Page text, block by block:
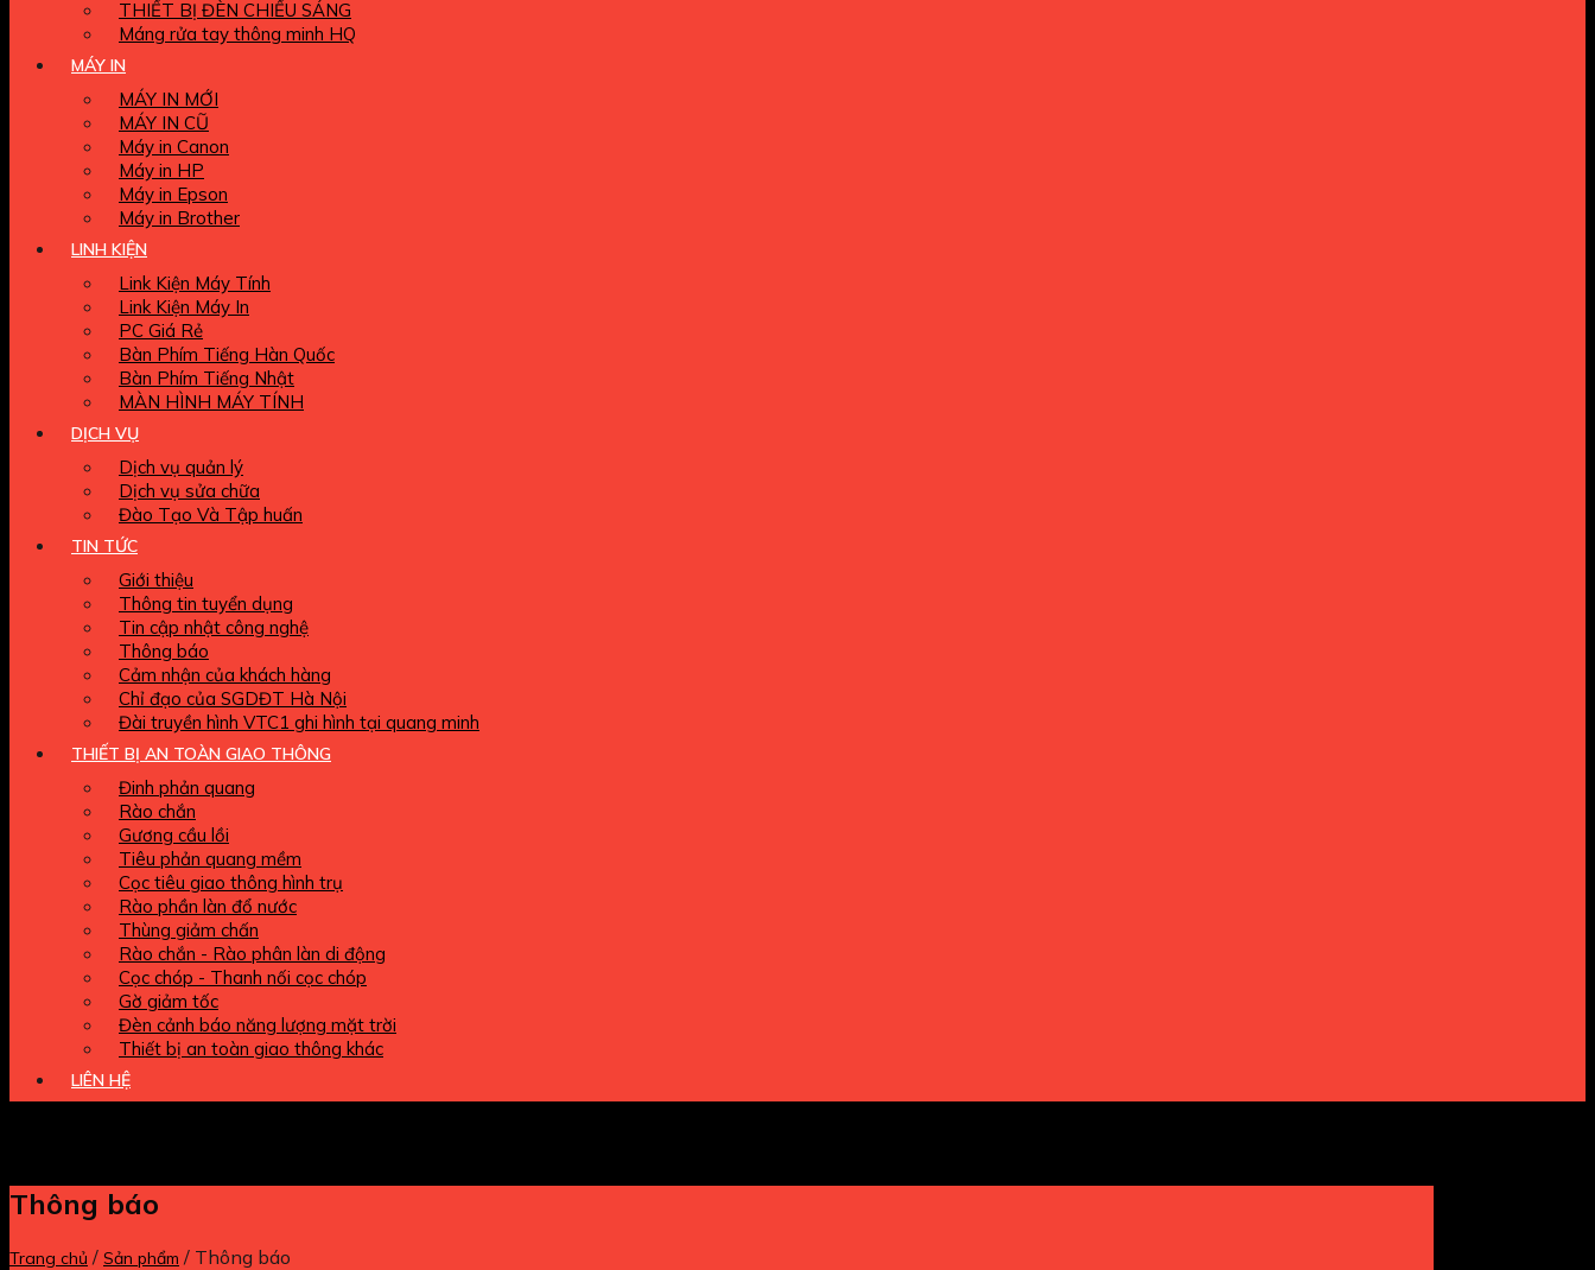
THIẾT BỊ ĐÈN CHIẾU SÁNG
Máng rửa tay thông minh HQ
MÁY IN
MÁY IN MỚI
MÁY IN CŨ
Máy in Canon
Máy in HP
Máy in Epson
Máy in Brother
LINH KIỆN
Link Kiện Máy Tính
Link Kiện Máy In
PC Giá Rẻ
Bàn Phím Tiếng Hàn Quốc
Bàn Phím Tiếng Nhật
MÀN HÌNH MÁY TÍNH
DỊCH VỤ
Dịch vụ quản lý
Dịch vụ sửa chữa
Đào Tạo Và Tập huấn
TIN TỨC
Giới thiệu
Thông tin tuyển dụng
Tin cập nhật công nghệ
Thông báo
Cảm nhận của khách hàng
Chỉ đạo của SGDĐT Hà Nội
Đài truyền hình VTC1 ghi hình tại quang minh
THIẾT BỊ AN TOÀN GIAO THÔNG
Đinh phản quang
Rào chắn
Gương cầu lồi
Tiêu phản quang mềm
Cọc tiêu giao thông hình trụ
Rào phần làn đổ nước
Thùng giảm chấn
Rào chắn - Rào phân làn di động
Cọc chóp - Thanh nối cọc chóp
Gờ giảm tốc
Đèn cảnh báo năng lượng mặt trời
Thiết bị an toàn giao thông khác
LIÊN HỆ
Thông báo
Trang chủ / Sản phẩm / Thông báo